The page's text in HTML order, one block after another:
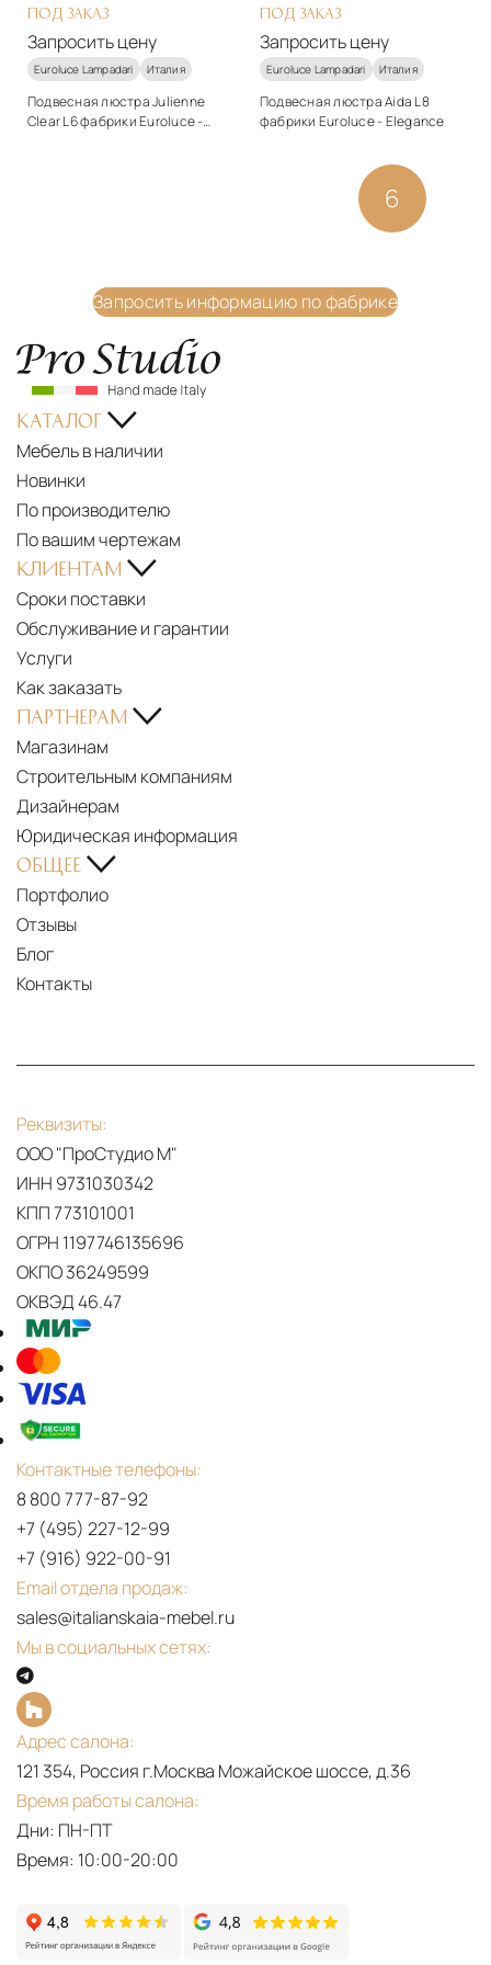
ПОД ЗАКАЗ
Запросить цену
Euroluce Lampadari Италия
Подвесная люстра Julienne
Clear L6 фабрики Euroluce -
ПОД ЗАКАЗ
Запросить цену
Euroluce Lampadari Италия
Подвесная люстра Aida L8
фабрики Euroluce - Elegance
классический
Подробнее 6
PDF
New
collection
2023
PDF
collection
2023
PDF
TXXNTY
2023
PDF
LAMPADARI
LIGHT
OF
ITALY
EUROLUCE
LIGHT
OF
ITALY
-
BORA
FORMAT
SHOWROOM
-
EUROLUCE
LIGHT
OF
ITALY
Запросить информацию по фабрике
КАТАЛОГ
Мебель в наличии
Новинки
По производителю
По вашим чертежам
КЛИЕНТАМ
Сроки поставки
Обслуживание и гарантии
Услуги
Как заказать
ПАРТНЕРАМ
Магазинам
Строительным компаниям
Дизайнерам
Юридическая информация
ОБЩЕЕ
Портфолио
Отзывы
Блог
Контакты
Реквизиты:
ООО "ПроСтудио М"
ИНН 9731030342
КПП 773101001
ОГРН 1197746135696
ОКПО 36249599
ОКВЭД 46.47
Контактные телефоны:
8 800 777-87-92
+7 (495) 227-12-99
+7 (916) 922-00-91
Email отдела продаж:
sales@italianskaia-mebel.ru
Мы в социальных сетях:
Адрес салона:
121 354, Россия г.Москва Можайское шоссе, д.36
Время работы салона:
Дни: ПН-ПТ
Время: 10:00-20:00